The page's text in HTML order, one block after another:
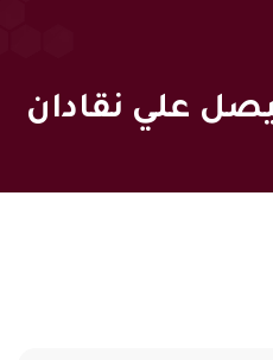
علي نقادان